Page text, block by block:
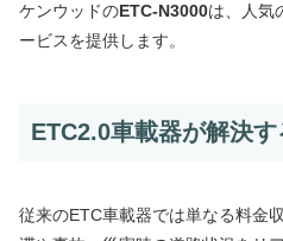
ケンウッドのETC-N3000は、人気
ービスを提供します。
ETC2.0車載器が解決す
従来のETC車載器では単なる料金